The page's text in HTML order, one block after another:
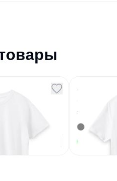
190
586
белая
Артикул
В наличии